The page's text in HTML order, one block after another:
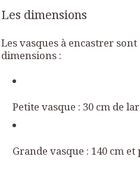
Les dimensions
Les vasques à encastrer
dimensions :
Petite vasque : 30 cm de
Grande vasque : 140 cm et